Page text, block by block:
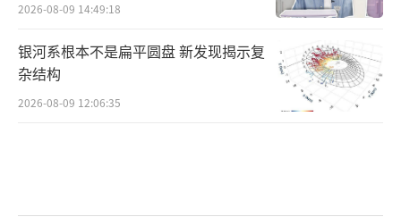
2026-08-09 14:49:18
银河系根本不是扁平圆盘 新发现揭示复
杂结构
2026-08-09 12:06:35